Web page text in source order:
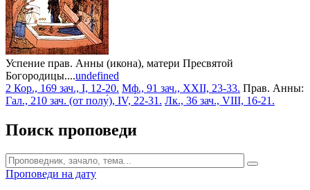
Успение прав. Анны (икона), матери Пресвятой
Богородицы....undefined
2 Кор., 169 зач., I, 12-20. Мф., 91 зач., XXII, 23-33. Прав. Анны:
Гал., 210 зач. (от полу́), IV, 22-31. Лк., 36 зач., VIII, 16-21.
Поиск проповеди
Проповеди на дату